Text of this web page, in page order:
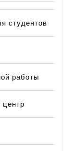
студентов
работы